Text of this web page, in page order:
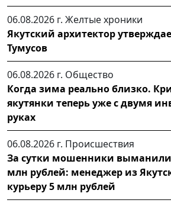
06.08.2026 г. Желтые хроники
Якутский архитектор
Тумусов
06.08.2026 г. Общество
Когда зима реально близко.
якутянки теперь уже с двумя
руках
06.08.2026 г. Происшествия
За сутки мошенники выманили
млн рублей: менеджер из
курьеру 5 млн рублей